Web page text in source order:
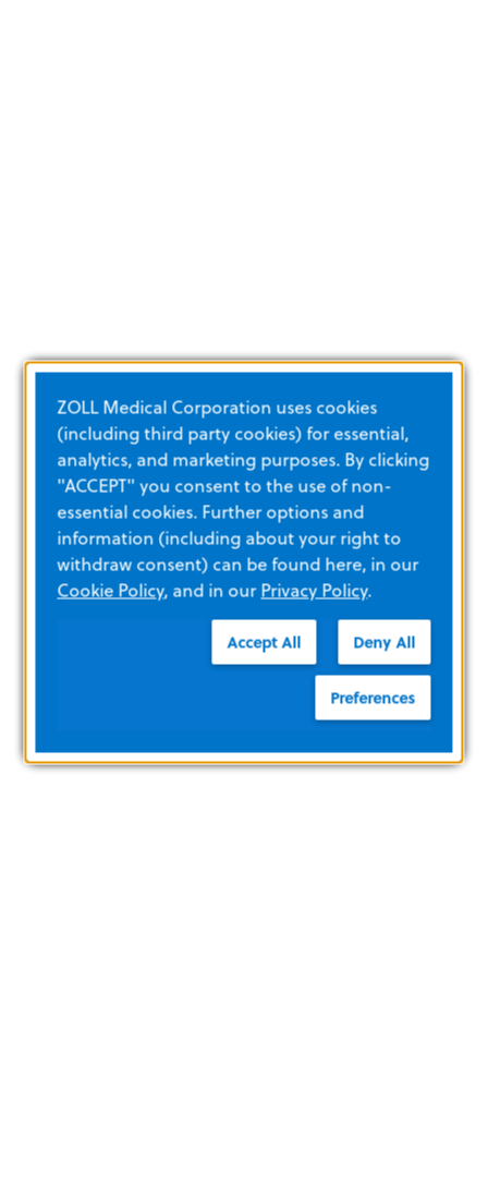
ZOLL Medical Corporation uses cookies
(including third party cookies) for essential,
analytics, and marketing purposes. By clicking
"ACCEPT" you consent to the use of non-
essential cookies. Further options and
information (including about your right to
withdraw consent) can be found here, in our
Cookie Policy, and in ourPrivacy Policy.
Accept All Deny All
Preferences